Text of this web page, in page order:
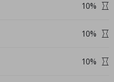
10%
10%
10%